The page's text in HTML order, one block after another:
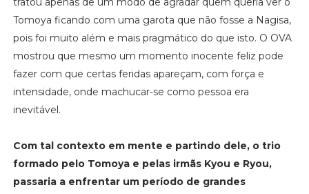
Tomoya ficando com uma garota que não fosse a Nagisa,
pois foi muito além e mais pragmático do que isto. O OVA
mostrou que mesmo um momento inocente feliz pode
fazer com que certas feridas apareçam, com força e
intensidade, onde machucar-se como pessoa era
inevitável.
Com tal contexto em mente e partindo dele, o trio
formado pelo Tomoya e pelas irmãs Kyou e Ryou,
passaria a enfrentar um período de grandes